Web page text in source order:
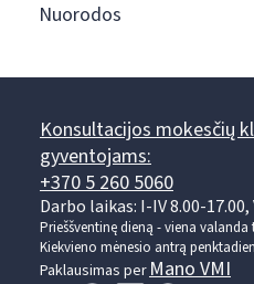
Nuorodos
Konsultacijos mokesčių
gyventojams:
+370 5 260 5060
Darbo laikas: I-IV 8.00-17.00,
Prieššventinę dieną - viena
Kiekvieno mėnesio antrą
Paklausimas perMano VMI